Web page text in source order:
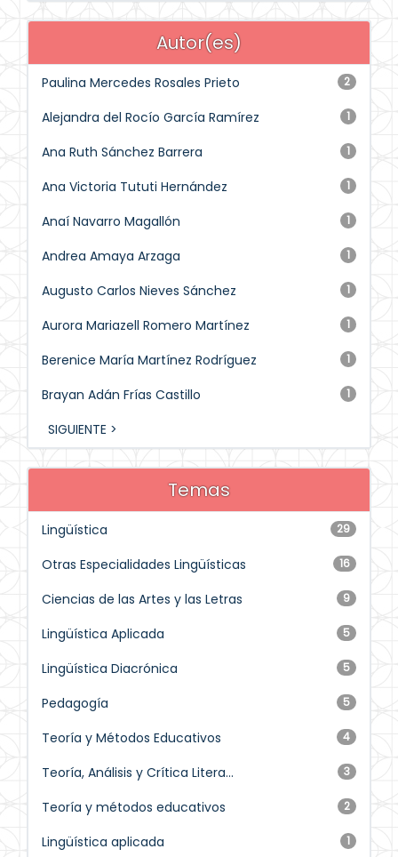
Autor(es)
2
Paulina Mercedes Rosales Prieto
1
Alejandra del Rocío García Ramírez
1
Ana Ruth Sánchez Barrera
1
Ana Victoria Tututi Hernández
1
Anaí Navarro Magallón
1
Andrea Amaya Arzaga
1
Augusto Carlos Nieves Sánchez
1
Aurora Mariazell Romero Martínez
1
Berenice María Martínez Rodríguez
1
Brayan Adán Frías Castillo
SIGUIENTE >
Temas
29
Lingüística
16
Otras Especialidades Lingüísticas
9
Ciencias de las Artes y las Letras
5
Lingüística Aplicada
5
Lingüística Diacrónica
5
Pedagogía
4
Teoría y Métodos Educativos
3
Teoría, Análisis y Crítica Litera...
2
Teoría y métodos educativos
1
Lingüística aplicada